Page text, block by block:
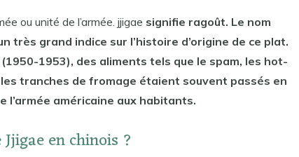
ou unité de l’armée. jjigae signifie ragoût. Le nom
très grand indice sur l’histoire d’origine de ce plat.
1953), des aliments tels que le spam, les hot-
tranches de fromage étaient souvent passés en
l’armée américaine aux habitants.
Jjigae en chinois ?